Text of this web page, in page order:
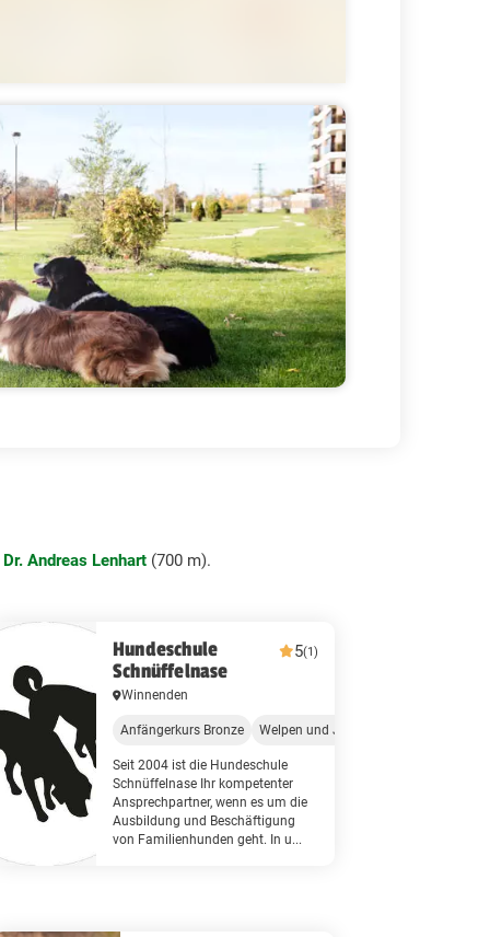
Andreas Lenhart (700 m).
Hundeschule
Schnüffelnase
5(1)
Winnenden
Anfängerkurs Bronze Welpen und Junghundgruppe
Seit 2004 ist die Hundeschule
Schnüffelnase Ihr kompetenter
Ansprechpartner, wenn es um die
Ausbildung und Beschäftigung
von Familienhunden geht. In u...